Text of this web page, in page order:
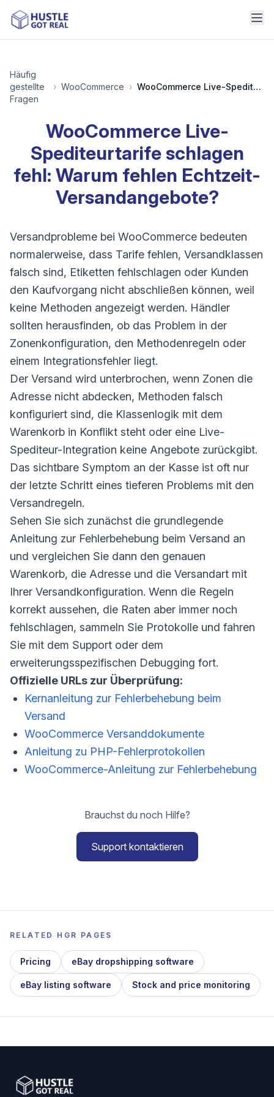
Häufig
gestellte
Fragen
› WooCommerce › WooCommerce Live-Spediteurtarife schlagen fehl: Warum fehlen Echtzeit-Versandangebote?
WooCommerce Live-
Spediteurtarife schlagen
fehl: Warum fehlen Echtzeit-
Versandangebote?
Versandprobleme bei WooCommerce bedeuten
normalerweise, dass Tarife fehlen, Versandklassen
falsch sind, Etiketten fehlschlagen oder Kunden
den Kaufvorgang nicht abschließen können, weil
keine Methoden angezeigt werden. Händler
sollten herausfinden, ob das Problem in der
Zonenkonfiguration, den Methodenregeln oder
einem Integrationsfehler liegt.
Der Versand wird unterbrochen, wenn Zonen die
Adresse nicht abdecken, Methoden falsch
konfiguriert sind, die Klassenlogik mit dem
Warenkorb in Konflikt steht oder eine Live-
Spediteur-Integration keine Angebote zurückgibt.
Das sichtbare Symptom an der Kasse ist oft nur
der letzte Schritt eines tieferen Problems mit den
Versandregeln.
Sehen Sie sich zunächst die grundlegende
Anleitung zur Fehlerbehebung beim Versand an
und vergleichen Sie dann den genauen
Warenkorb, die Adresse und die Versandart mit
Ihrer Versandkonfiguration. Wenn die Regeln
korrekt aussehen, die Raten aber immer noch
fehlschlagen, sammeln Sie Protokolle und fahren
Sie mit dem Support oder dem
erweiterungsspezifischen Debugging fort.
Offizielle URLs zur Überprüfung:
Kernanleitung zur Fehlerbehebung beim
Versand
WooCommerce Versanddokumente
Anleitung zu PHP-Fehlerprotokollen
WooCommerce-Anleitung zur Fehlerbehebung
Brauchst du noch Hilfe?
Support kontaktieren
RELATED HGR PAGES
Pricing eBay dropshipping software
eBay listing software Stock and price monitoring